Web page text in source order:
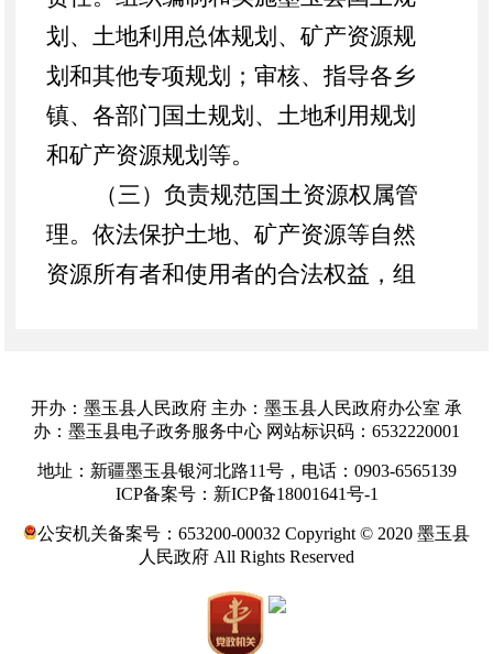
划、土地利用总体规划、矿产资源规
划和其他专项规划；审核、指导各乡
镇、各部门国土规划、土地利用规划
和矿产资源规划等。
（三）负责规范国土资源权属管
理。依法保护土地、矿产资源等自然
资源所有者和使用者的合法权益，组
（四）承担耕地保护责任，确保
规划确定的耕地保有量和基本农田面
积不减少。实施耕地保护工作，组织
实施基本农田保护、土地复垦和耕地
开发的监督管理工作；承担报自治
区、和田地区行政公署的各类用地的
上报审批工作等。
开办：墨玉县人民政府 主办：墨玉县人民政府办公室 承
办：墨玉县电子政务服务中心 网站标识码：6532220001
地址：新疆墨玉县银河北路11号，电话：0903-6565139
ICP备案号：新ICP备18001641号-1
公安机关备案号：653200-00032 Copyright © 2020 墨玉县
人民政府 All Rights Reserved